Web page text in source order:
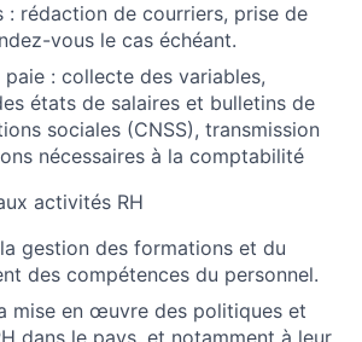
: rédaction de courriers, prise de
vous le cas échéant.
paie : collecte des variables,
états de salaires et bulletins de
sociales (CNSS), transmission
nécessaires à la comptabilité
activités RH
gestion des formations et du
des compétences du personnel.
mise en œuvre des politiques et
dans le pays, et notamment à leur